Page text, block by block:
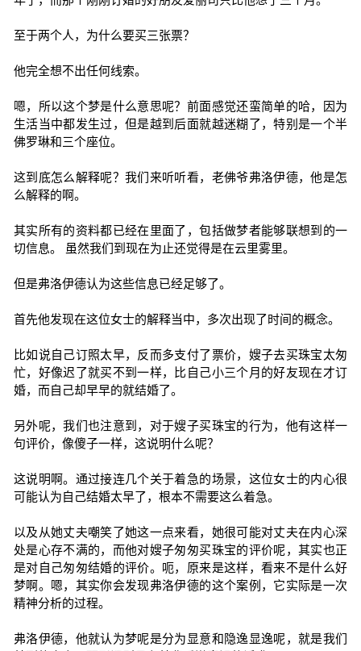
至于两个人，为什么要买三张票？
他完全想不出任何线索。
嗯，所以这个梦是什么意思呢？前面感觉还蛮简单的哈，因为
生活当中都发生过，但是越到后面就越迷糊了，特别是一个半
佛罗琳和三个座位。
这到底怎么解释呢？我们来听听看，老佛爷弗洛伊德，他是怎
么解释的啊。
其实所有的资料都已经在里面了，包括做梦者能够联想到的一
切信息。 虽然我们到现在为止还觉得是在云里雾里。
但是弗洛伊德认为这些信息已经足够了。
首先他发现在这位女士的解释当中，多次出现了时间的概念。
比如说自己订照太早，反而多支付了票价，嫂子去买珠宝太匆
忙，好像迟了就买不到一样，比自己小三个月的好友现在才订
婚，而自己却早早的就结婚了。
另外呢，我们也注意到，对于嫂子买珠宝的行为，他有这样一
句评价，像傻子一样，这说明什么呢？
这说明啊。通过接连几个关于着急的场景，这位女士的内心很
可能认为自己结婚太早了，根本不需要这么着急。
以及从她丈夫嘲笑了她这一点来看，她很可能对丈夫在内心深
处是心存不满的，而他对嫂子匆匆买珠宝的评价呢，其实也正
是对自己匆匆结婚的评价。呃，原来是这样，看来不是什么好
梦啊。嗯，其实你会发现弗洛伊德的这个案例，它实际是一次
精神分析的过程。
弗洛伊德，他就认为梦呢是分为显意和隐逸显逸呢，就是我们